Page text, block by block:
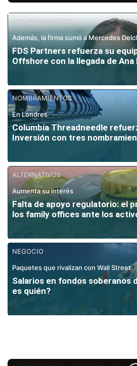
NOMBRAMIENTOS
Además, la firma sumó a Mercedes
FDS Partners refuerza su
Offshore con la llegada de Ana
NOMBRAMIENTOS
En Londres
Columbia Threadneedle
Inversión con tres
ALTERNATIVOS
Aumenta su interés
Falta de apoyo regulatorio: el
los family offices ante los
NEGOCIO
Paquetes que rivalizan con Wall Street
Salarios en fondos soberanos
es quién?